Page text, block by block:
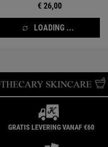
€ 26,00
LOADING ...
GRATIS LEVERING VANAF €60